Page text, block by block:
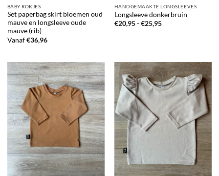
BABY ROKJES
Set paperbag skirt bloemen oud
mauve en longsleeve oude
mauve (rib)
Vanaf €36,96
HANDGEMAAKTE LONGSLEEVES
Longsleeve donkerbruin
€20,95 - €25,95Prijsklasse: